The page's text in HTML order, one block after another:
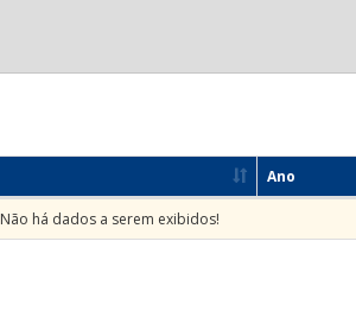
Ano
Não há dados a serem exibidos!